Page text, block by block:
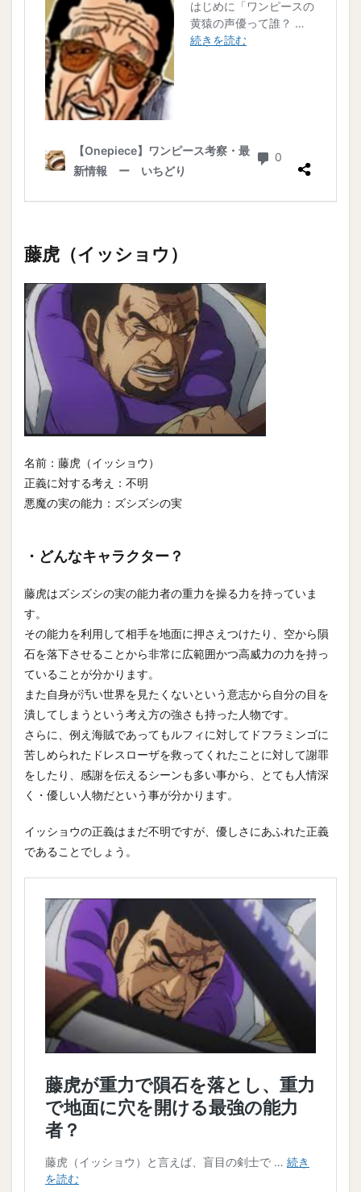
藤虎（イッショウ）
名前：藤虎（イッショウ）
正義に対する考え：不明
悪魔の実の能力：ズシズシの実
・どんなキャラクター？
藤虎はズシズシの実の能力者の重力を操る力を持っていま
す。
その能力を利用して相手を地面に押さえつけたり、空から隕
石を落下させることから非常に広範囲かつ高威力の力を持っ
ていることが分かります。
また自身が汚い世界を見たくないという意志から自分の目を
潰してしまうという考え方の強さも持った人物です。
さらに、例え海賊であってもルフィに対してドフラミンゴに
苦しめられたドレスローザを救ってくれたことに対して謝罪
をしたり、感謝を伝えるシーンも多い事から、とても人情深
く・優しい人物だという事が分かります。
イッショウの正義はまだ不明ですが、優しさにあふれた正義
であることでしょう。